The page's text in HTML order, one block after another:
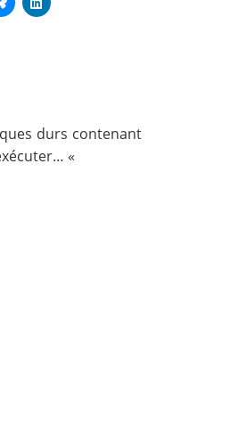
durs contenant
«